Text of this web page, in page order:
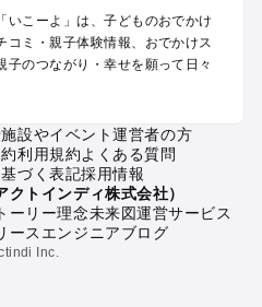
いこーよ」は、子どものおでかけ
コミ・親子体験情報、おでかけス
子のつながり・幸せを願って日々
施設やイベント運営者の方
利用規約よくある質問
づく表記採用情報
トインディ株式会社）
ーリー理念未来図運営サービス
ース エンジニアブログ
Inc.